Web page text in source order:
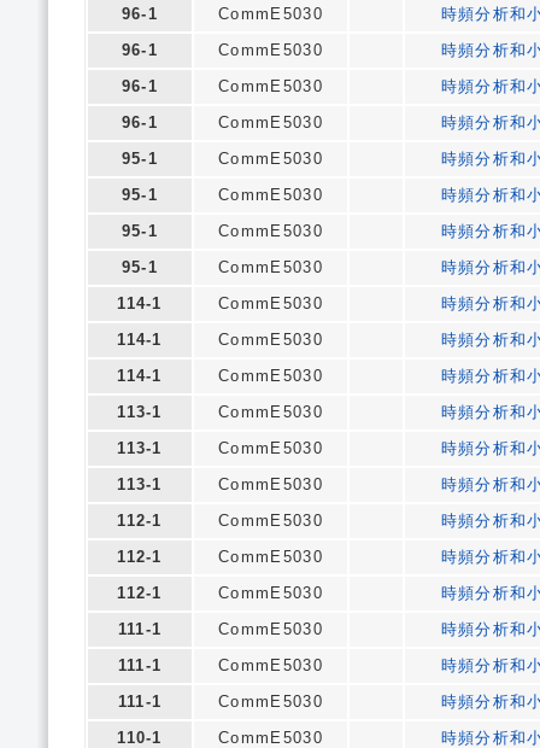
96-1
CommE5030
時頻分析和
96-1
CommE5030
時頻分析和
96-1
CommE5030
時頻分析和
96-1
CommE5030
時頻分析和
95-1
CommE5030
時頻分析和
95-1
CommE5030
時頻分析和
95-1
CommE5030
時頻分析和
95-1
CommE5030
時頻分析和
114-1
CommE5030
時頻分析和
114-1
CommE5030
時頻分析和
114-1
CommE5030
時頻分析和
113-1
CommE5030
時頻分析和
113-1
CommE5030
時頻分析和
113-1
CommE5030
時頻分析和
112-1
CommE5030
時頻分析和
112-1
CommE5030
時頻分析和
112-1
CommE5030
時頻分析和
111-1
CommE5030
時頻分析和
111-1
CommE5030
時頻分析和
111-1
CommE5030
時頻分析和
110-1
CommE5030
時頻分析和